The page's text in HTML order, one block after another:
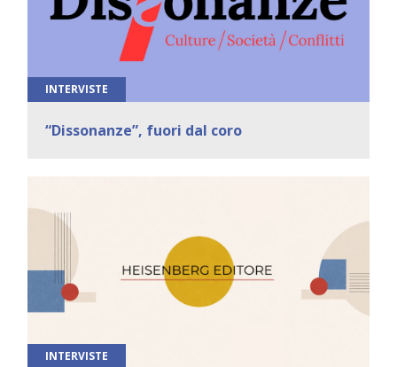
INTERVISTE
“Dissonanze”, fuori dal coro
INTERVISTE